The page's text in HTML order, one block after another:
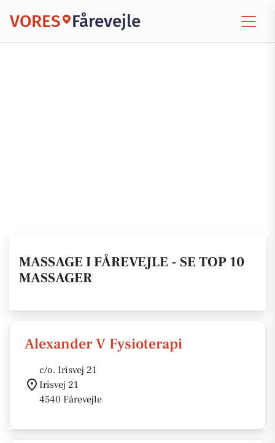
VORES Fårevejle
MASSAGE I FÅREVEJLE - SE TOP 10
MASSAGER
Alexander V Fysioterapi
c/o. Irisvej 21
Irisvej 21
4540 Fårevejle